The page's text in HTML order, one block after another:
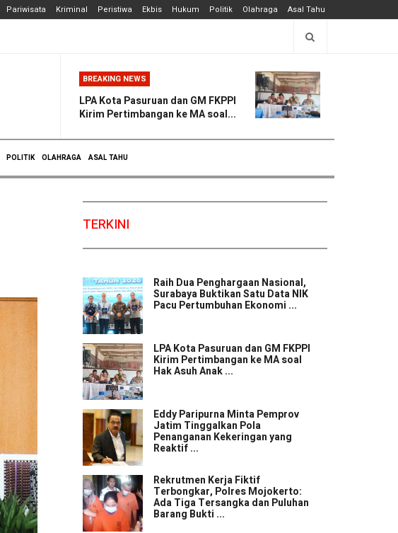
Pariwisata Kriminal Peristiwa Ekbis Hukum Politik Olahraga Asal Tahu
BREAKING NEWS
LPA Kota Pasuruan dan GM FKPPI
Kirim Pertimbangan ke MA soal...
POLITIK OLAHRAGA ASAL TAHU
TERKINI
Raih Dua Penghargaan Nasional,
Surabaya Buktikan Satu Data NIK
Pacu Pertumbuhan Ekonomi ...
LPA Kota Pasuruan dan GM FKPPI
Kirim Pertimbangan ke MA soal
Hak Asuh Anak ...
Eddy Paripurna Minta Pemprov
Jatim Tinggalkan Pola
Penanganan Kekeringan yang
Reaktif ...
Rekrutmen Kerja Fiktif
Terbongkar, Polres Mojokerto:
Ada Tiga Tersangka dan Puluhan
Barang Bukti ...